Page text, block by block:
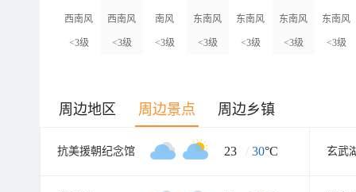
西南风
<3级
西南风
<3级
南风
<3级
东南风
<3级
东南风
<3级
东南风
<3级
东南风
<3级
周边地区 周边景点 周边乡镇
抗美援朝纪念馆 23 / 30°C 玄武